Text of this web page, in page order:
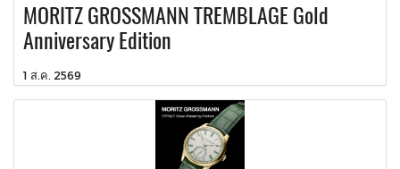
MORITZ GROSSMANN TREMBLAGE Gold
Anniversary Edition
1 ส.ค. 2569